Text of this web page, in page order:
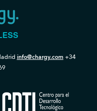
info@chargy.com +34